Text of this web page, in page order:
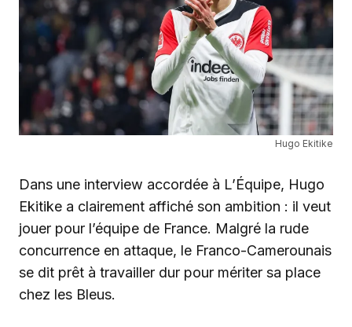
Hugo Ekitike
Dans une interview accordée à L’Équipe, Hugo
Ekitike a clairement affiché son ambition : il veut
jouer pour l’équipe de France. Malgré la rude
concurrence en attaque, le Franco-Camerounais
se dit prêt à travailler dur pour mériter sa place
chez les Bleus.